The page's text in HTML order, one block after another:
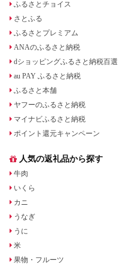
ふるさとチョイス
さとふる
ふるさとプレミアム
ANAのふるさと納税
dショッピングふるさと納税百選
au PAY ふるさと納税
ふるさと本舗
ヤフーのふるさと納税
マイナビふるさと納税
ポイント還元キャンペーン
人気の返礼品から探す
牛肉
いくら
カニ
うなぎ
うに
米
果物・フルーツ